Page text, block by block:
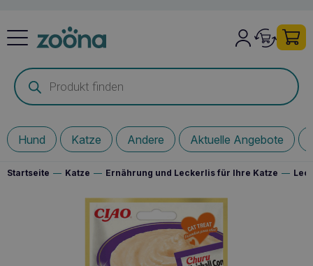
Products
search
Hund Katze Andere Aktuelle Angebote
Startseite — Katze — Ernährung und Leckerlis für Ihre Katze —